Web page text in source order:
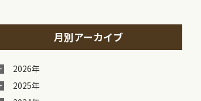
月別アーカイブ
2026年
2025年